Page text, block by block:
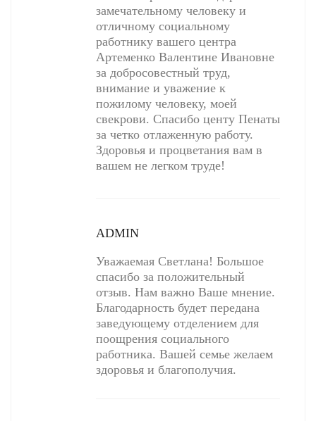
замечательному человеку и
отличному социальному
работнику вашего центра
Артеменко Валентине Ивановне
за добросовестный труд,
внимание и уважение к
пожилому человеку, моей
свекрови. Спасибо центу Пенаты
за четко отлаженную работу.
Здоровья и процветания вам в
вашем не легком труде!
ADMIN
Уважаемая Светлана! Большое
спасибо за положительный
отзыв. Нам важно Ваше мнение.
Благодарность будет передана
заведующему отделением для
поощрения социального
работника. Вашей семье желаем
здоровья и благополучия.